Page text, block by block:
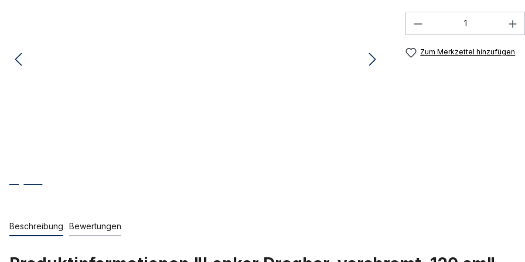
Produkt Anzahl:
Zum Merkzettel hinzufügen
Beschreibung Bewertungen